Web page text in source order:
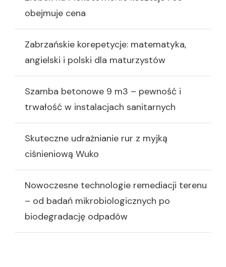
obejmuje cena
Zabrzańskie korepetycje: matematyka,
angielski i polski dla maturzystów
Szamba betonowe 9 m3 – pewność i
trwałość w instalacjach sanitarnych
Skuteczne udrażnianie rur z myjką
ciśnieniową Wuko
Nowoczesne technologie remediacji terenu
– od badań mikrobiologicznych po
biodegradację odpadów